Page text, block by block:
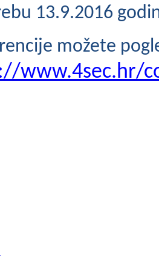
13.9.2016
možete
www.4sec.hr/